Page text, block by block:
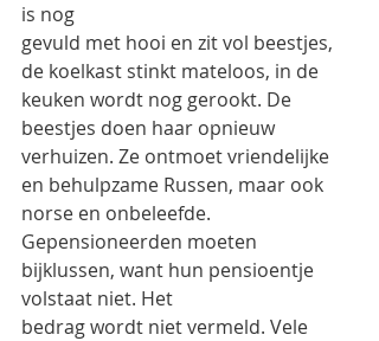
is nog
gevuld met hooi en zit vol beestjes,
de koelkast stinkt mateloos, in de
keuken wordt nog gerookt. De
beestjes doen haar opnieuw
verhuizen. Ze ontmoet vriendelijke
en behulpzame Russen, maar ook
norse en onbeleefde.
Gepensioneerden moeten
bijklussen, want hun pensioentje
volstaat niet. Het
bedrag wordt niet vermeld. Vele